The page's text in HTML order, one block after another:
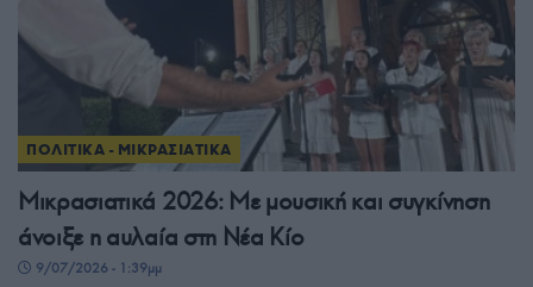
ΠΟΛΙΤΙΚΑ - ΜΙΚΡΑΣΙΑΤΙΚΑ
Μικρασιατικά 2026: Με μουσική και συγκίνηση
άνοιξε η αυλαία στη Νέα Κίο
9/07/2026 - 1:39μμ